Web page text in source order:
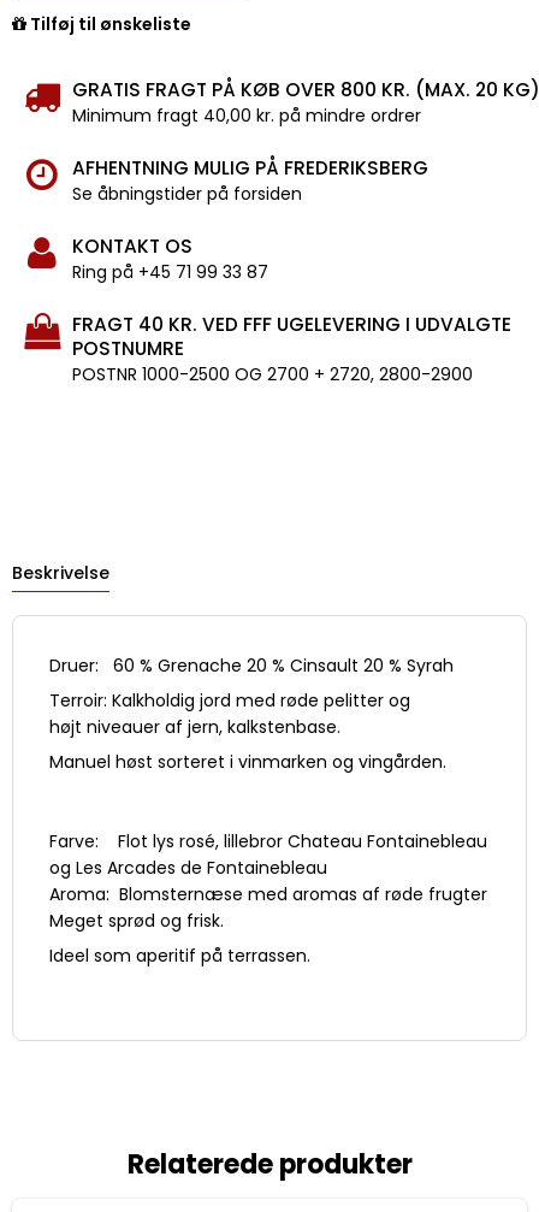
Tilføj til ønskeliste
GRATIS FRAGT PÅ KØB OVER 800 KR. (MAX. 20 KG)
Minimum fragt 40,00 kr. på mindre ordrer
AFHENTNING MULIG PÅ FREDERIKSBERG
Se åbningstider på forsiden
KONTAKT OS
Ring på +45 71 99 33 87
FRAGT 40 KR. VED FFF UGELEVERING I UDVALGTE
POSTNUMRE
POSTNR 1000-2500 OG 2700 + 2720, 2800-2900
Beskrivelse
Druer: 60 % Grenache 20 % Cinsault 20 % Syrah
Terroir: Kalkholdig jord med røde pelitter og
højt niveauer af jern, kalkstenbase.
Manuel høst sorteret i vinmarken og vingården.
Farve: Flot lys rosé, lillebror Chateau Fontainebleau
og Les Arcades de Fontainebleau
Aroma: Blomsternæse med aromas af røde frugter
Meget sprød og frisk.
Ideel som aperitif på terrassen.
Relaterede produkter